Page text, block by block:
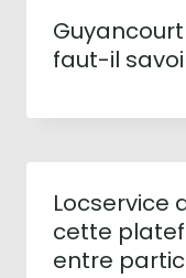
faut-il
Locservice
cette
entre